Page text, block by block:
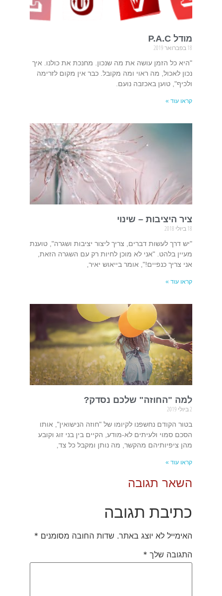
מודל P.A.C
18 בפברואר 2019
"היא כל הזמן עושה את מה שנכון. מחנכת את כולנו. איך
נכון לאכול, מה ראוי ומה מקובל. כבר אין מקום לזרימה
ולכיף", טוען באכזבה נועם.
קראו עוד »
ציר היציבות – שינוי
18 ביולי 2018
"יש דרך לעשות דברים, צריך ליצור יציבות ושגרה", טוענת
מעיין בלהט. "אני לא מוכן לחיות רק עם השגרה הזאת,
אני צריך כנפיים!", אומר בייאוש יאיר,
קראו עוד »
למה "החוזה" שלכם נסדק?
2 ביולי 2019
בטור הקודם נחשפנו לקיומו של "חוזה הנישואין", אותו
הסכם סמוי ולעיתים לא-מודע, הקיים בין בני זוג וקובע
מהן ציפיותיהם מהקשר, מה נותן ומקבל כל צד,
קראו עוד »
השאר תגובה
כתיבת תגובה
האימייל לא יוצג באתר. שדות החובה מסומנים *
התגובה שלך *